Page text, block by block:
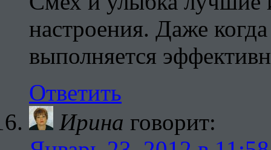
настроения. Даже
выполняется
Ответить
Ирина говорит: